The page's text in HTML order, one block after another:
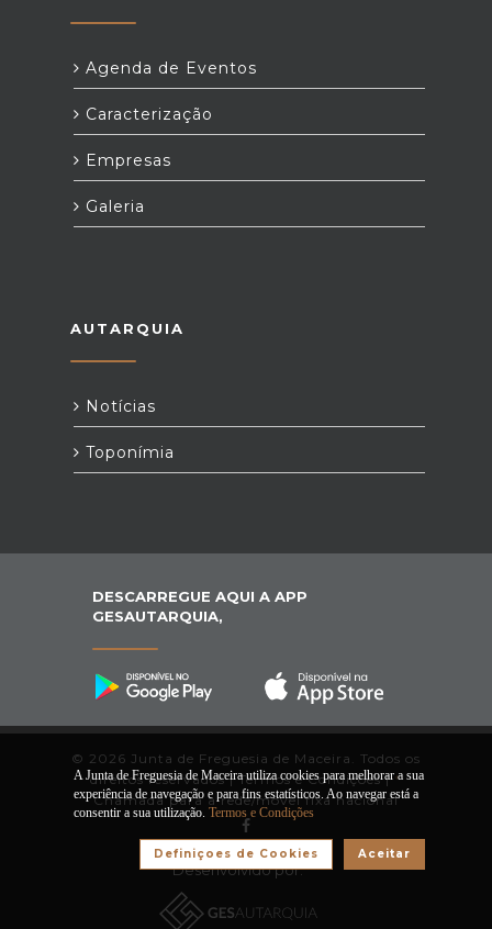
Agenda de Eventos
Caracterização
Empresas
Galeria
AUTARQUIA
Notícias
Toponímia
DESCARREGUE AQUI A APP
GESAUTARQUIA,
© 2026 Junta de Freguesia de Maceira. Todos os
direitos reservados |Termos e Condições|*
Chamada para a rede/móvel fixa nacional
Desenvolvido por:
A Junta de Freguesia de Maceira utiliza cookies para melhorar a sua
experiência de navegação e para fins estatísticos. Ao navegar está a
consentir a sua utilização. Termos e Condições
Aceitar
Definiçoes de Cookies